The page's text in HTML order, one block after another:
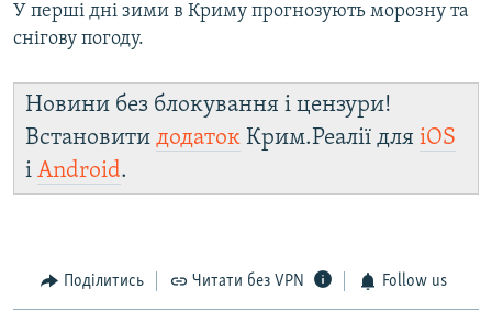
У перші дні зими в Криму прогнозують морозну та
снігову погоду.
Новини без блокування і цензури!
Встановити додаток Крим.Реалії для iOS
і Android.
Поділитись Читати без VPN Follow us